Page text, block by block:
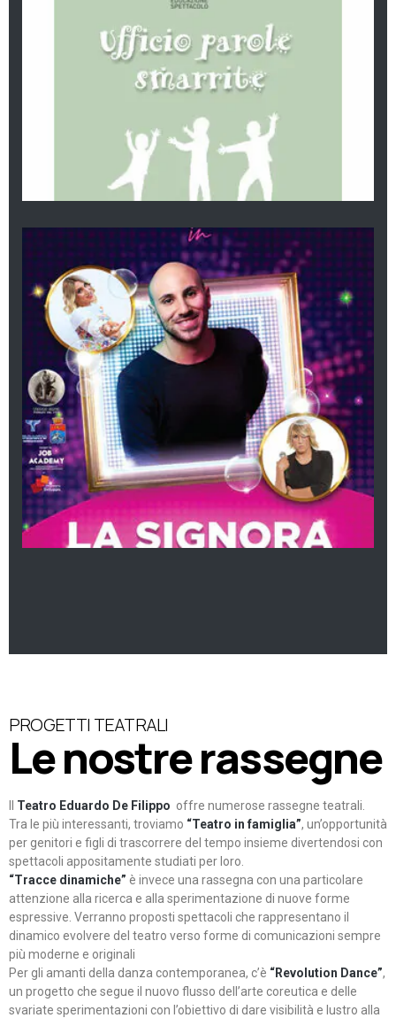
PROGETTI TEATRALI
Le nostre rassegne
Teatro Eduardo De Filippo offre numerose rassegne teatrali.
Tra le più interessanti, troviamo “Teatro in famiglia”, un’opportunità
per genitori e figli di trascorrere del tempo insieme divertendosi con
spettacoli appositamente studiati per loro.
“Tracce dinamiche” è invece una rassegna con una particolare
attenzione alla ricerca e alla sperimentazione di nuove forme
espressive. Verranno proposti spettacoli che rappresentano il
dinamico evolvere del teatro verso forme di comunicazioni sempre
più moderne e originali
Per gli amanti della danza contemporanea, c’è “Revolution Dance”,
un progetto che segue il nuovo flusso dell’arte coreutica e delle
svariate sperimentazioni con l’obiettivo di dare visibilità e lustro alla